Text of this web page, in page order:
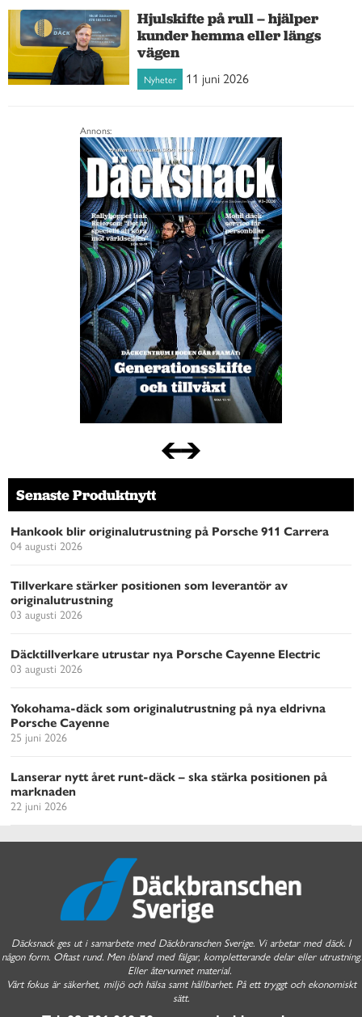
Hjulskifte på rull – hjälper
kunder hemma eller längs
vägen
Nyheter 11 juni 2026
Annons:
Senaste Produktnytt
Hankook blir originalutrustning på Porsche 911 Carrera
04 augusti 2026
Tillverkare stärker positionen som leverantör av
originalutrustning
03 augusti 2026
Däcktillverkare utrustar nya Porsche Cayenne Electric
03 augusti 2026
Yokohama-däck som originalutrustning på nya eldrivna
Porsche Cayenne
25 juni 2026
Lanserar nytt året runt-däck – ska stärka positionen på
marknaden
22 juni 2026
Däcksnack ges ut i samarbete med Däckbranschen Sverige. Vi arbetar med däck. I
någon form. Oftast rund. Men ibland med fälgar, kompletterande delar eller utrustning.
Eller återvunnet material.
Vårt fokus är säkerhet, miljö och hälsa samt hållbarhet. På ett tryggt och ekonomiskt
sätt.